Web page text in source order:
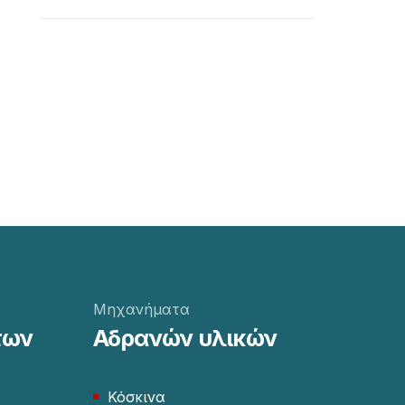
Μηχανήματα
Αδρανών υλικών
Κόσκινα